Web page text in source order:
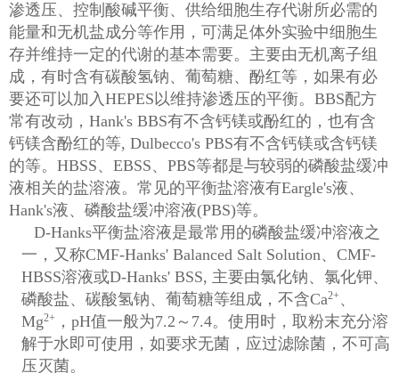
渗透压、控制酸碱平衡、供给细胞生存代谢所必需的
能量和无机盐成分等作用，可满足体外实验中细胞生
存并维持一定的代谢的基本需要。主要由无机离子组
成，有时含有碳酸氢钠、葡萄糖、酚红等，如果有必
要还可以加入HEPES以维持渗透压的平衡。BBS配方
常有改动，Hank's BBS有不含钙镁或酚红的，也有含
钙镁含酚红的等, Dulbecco's PBS有不含钙镁或含钙镁
的等。HBSS、EBSS、PBS等都是与较弱的磷酸盐缓冲
液相关的盐溶液。常见的平衡盐溶液有Eargle's液、
Hank's液、磷酸盐缓冲溶液(PBS)等。
D-Hanks平衡盐溶液是最常用的磷酸盐缓冲溶液之
一，又称CMF-Hanks' Balanced Salt Solution、CMF-
HBSS溶液或D-Hanks' BSS, 主要由氯化钠、氯化钾、
磷酸盐、碳酸氢钠、葡萄糖等组成，不含Ca2+ 、
Mg2+ ， pH值一般为7.2～7.4。使用时，取粉末充分溶
解于水即可使用，如要求无菌，应过滤除菌，不可高
压灭菌。